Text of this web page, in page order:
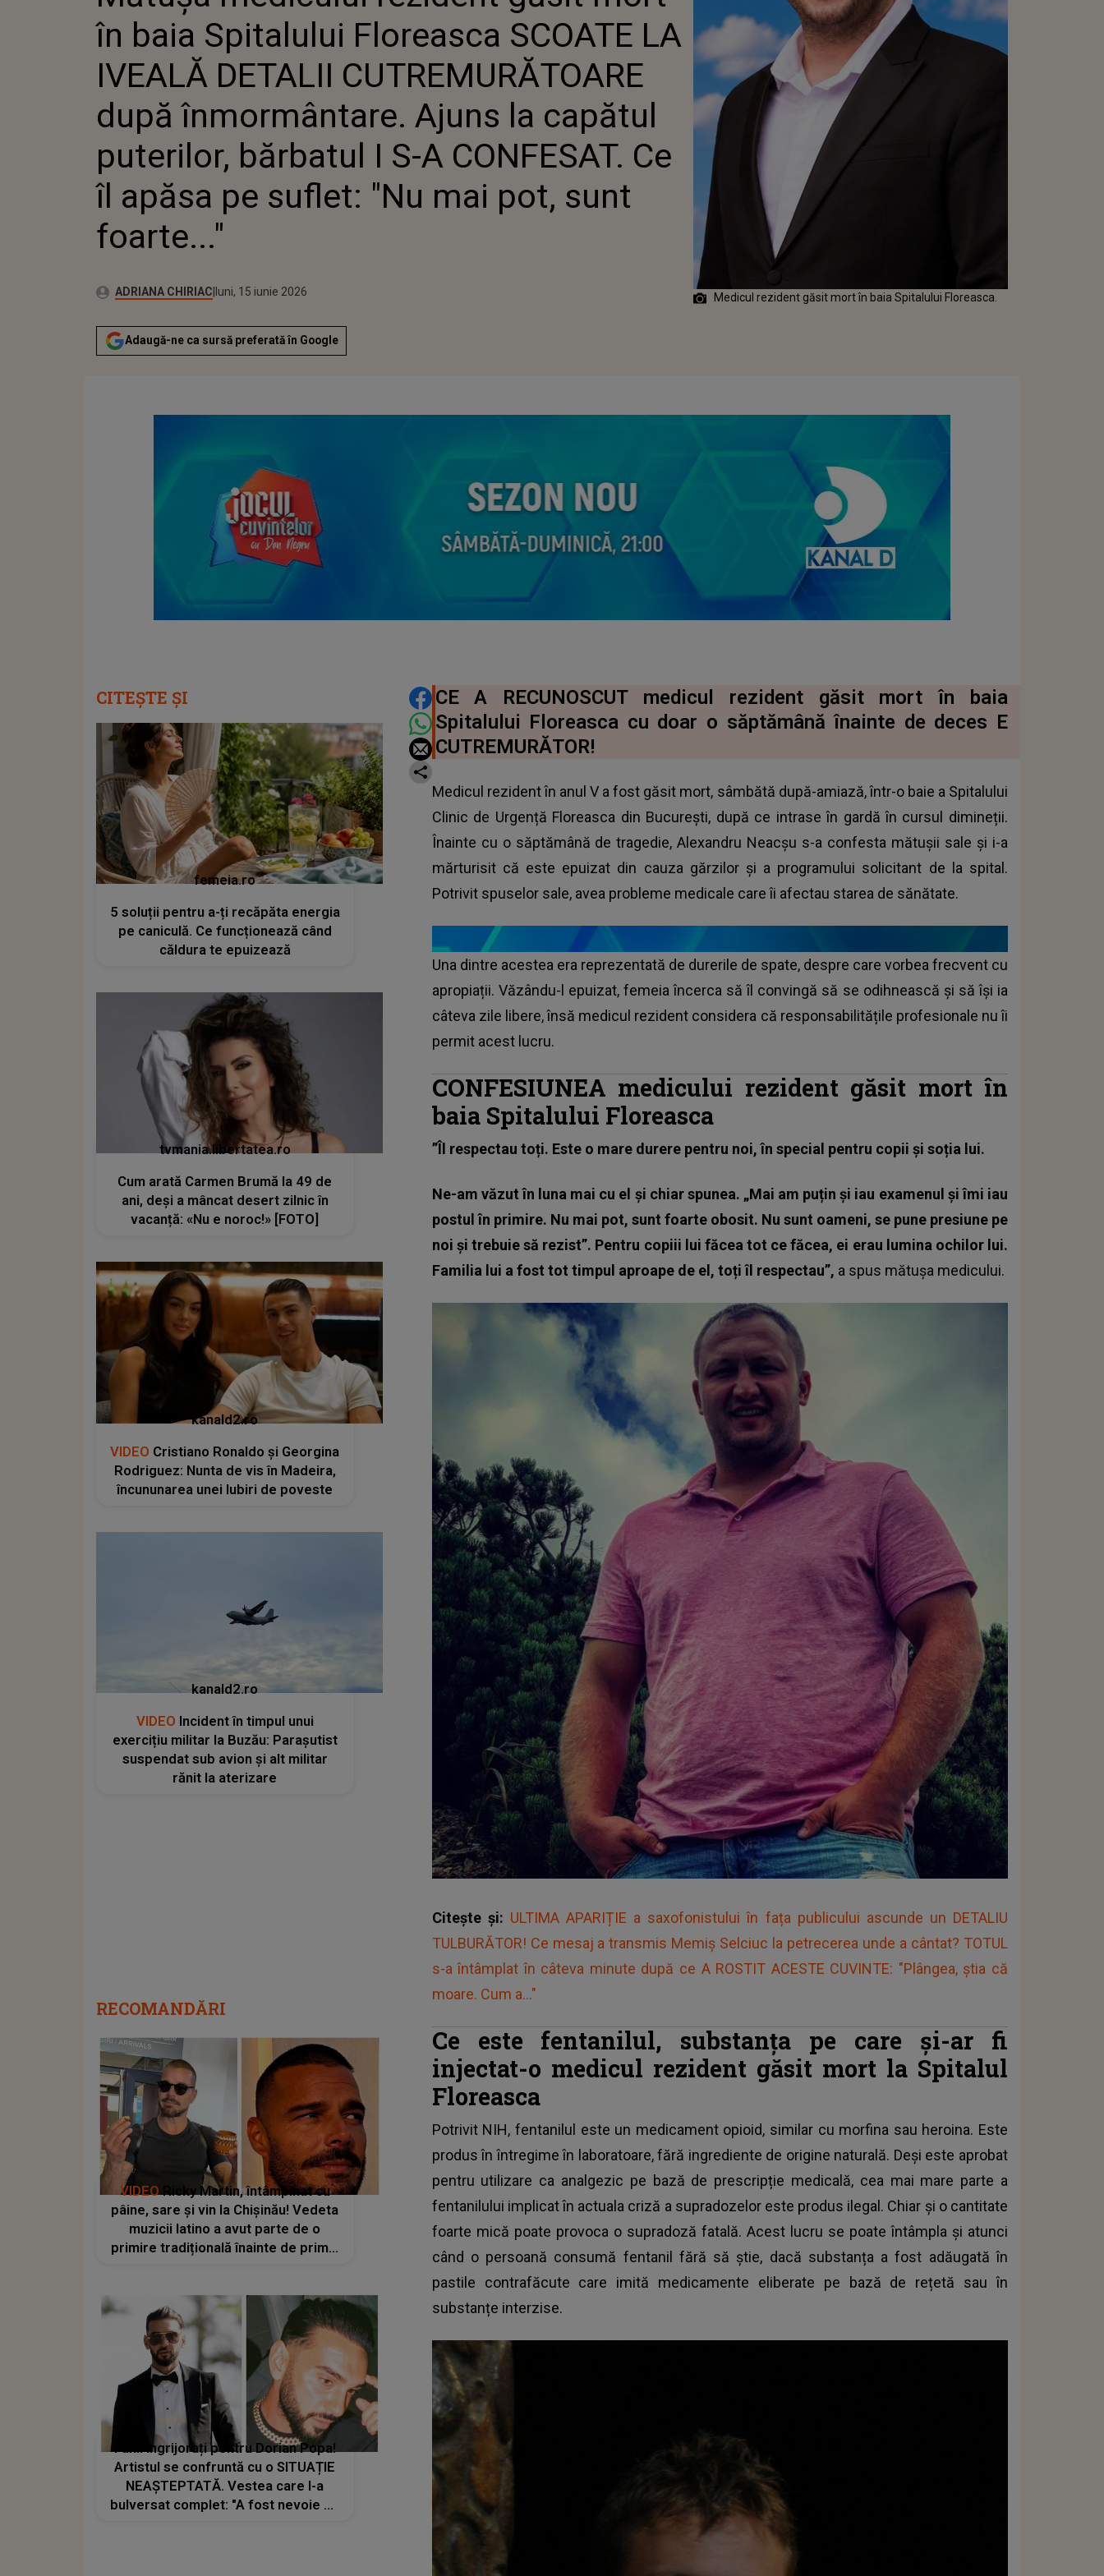
PUTERILOR, BĂRBATUL I S-A CONFESAT. CE ÎL APĂSA PE SUFLET:
"NU MAI POT, SUNT FOARTE..."
în baia Spitalului Floreasca SCOATE LA
IVEALĂ DETALII CUTREMURĂTOARE
după înmormântare. Ajuns la capătul
puterilor, bărbatul I S-A CONFESAT. Ce
îl apăsa pe suflet: "Nu mai pot, sunt
foarte..."
Autor:ADRIANA CHIRIACPublicat:
luni, 15 iunie 2026
Actualizat:
luni, 15 iunie 2026
Adaugă-ne ca sursă preferată în Google
Medicul rezident găsit mort în baia Spitalului Floreasca.
DISTRIBUIE ARTICOLUL
CE A RECUNOSCUT medicul rezident găsit mort în baia
Spitalului Floreasca cu doar o săptămână înainte de deces E
CUTREMURĂTOR!
Medicul rezident în anul V a fost găsit mort, sâmbătă după-amiază, într-o baie a Spitalului
Clinic de Urgență Floreasca din București, după ce intrase în gardă în cursul dimineții.
Înainte cu o săptămână de tragedie, Alexandru Neacșu s-a confesta mătușii sale și i-a
mărturisit că este epuizat din cauza gărzilor și a programului solicitant de la spital.
Potrivit spuselor sale, avea probleme medicale care îi afectau starea de sănătate.
Una dintre acestea era reprezentată de durerile de spate, despre care vorbea frecvent cu
apropiații. Văzându-l epuizat, femeia încerca să îl convingă să se odihnească și să își ia
câteva zile libere, însă medicul rezident considera că responsabilitățile profesionale nu îi
permit acest lucru.
CONFESIUNEA medicului rezident găsit mort în
baia Spitalului Floreasca
”Îl respectau toți. Este o mare durere pentru noi, în special pentru copii și soția lui.
Ne-am văzut în luna mai cu el și chiar spunea. „Mai am puțin și iau examenul și îmi iau
postul în primire. Nu mai pot, sunt foarte obosit. Nu sunt oameni, se pune presiune pe
noi și trebuie să rezist”. Pentru copiii lui făcea tot ce făcea, ei erau lumina ochilor lui.
Familia lui a fost tot timpul aproape de el, toți îl respectau”, a spus mătușa medicului.
Citește și: ULTIMA APARIȚIE a saxofonistului în fața publicului ascunde un DETALIU
TULBURĂTOR! Ce mesaj a transmis Memiș Selciuc la petrecerea unde a cântat? TOTUL
s-a întâmplat în câteva minute după ce A ROSTIT ACESTE CUVINTE: "Plângea, știa că
moare. Cum a..."
Ce este fentanilul, substanța pe care și-ar fi
injectat-o medicul rezident găsit mort la Spitalul
Floreasca
Potrivit NIH, fentanilul este un medicament opioid, similar cu morfina sau heroina. Este
produs în întregime în laboratoare, fără ingrediente de origine naturală. Deși este aprobat
pentru utilizare ca analgezic pe bază de prescripție medicală, cea mai mare parte a
fentanilului implicat în actuala criză a supradozelor este produs ilegal. Chiar și o cantitate
foarte mică poate provoca o supradoză fatală. Acest lucru se poate întâmpla și atunci
când o persoană consumă fentanil fără să știe, dacă substanța a fost adăugată în
pastile contrafăcute care imită medicamente eliberate pe bază de rețetă sau în
substanțe interzise.
CITEȘTE ȘI
femeia.ro
5 soluții pentru a-ți recăpăta energia
pe caniculă. Ce funcționează când
căldura te epuizează
tvmania.libertatea.ro
Cum arată Carmen Brumă la 49 de
ani, deși a mâncat desert zilnic în
vacanță: «Nu e noroc!» [FOTO]
kanald2.ro
VIDEO Cristiano Ronaldo și Georgina
Rodriguez: Nunta de vis în Madeira,
încununarea unei Iubiri de poveste
kanald2.ro
VIDEO Incident în timpul unui
exercițiu militar la Buzău: Parașutist
suspendat sub avion și alt militar
rănit la aterizare
RECOMANDĂRI
VIDEORicky Martin, întâmpinat cu
pâine, sare și vin la Chișinău! Vedeta
muzicii latino a avut parte de o
primire tradițională înainte de primul
Fanii îngrijorați pentru Dorian Popa!
Artistul se confruntă cu o SITUAȚIE
NEAȘTEPTATĂ. Vestea care l-a
bulversat complet: "A fost nevoie de